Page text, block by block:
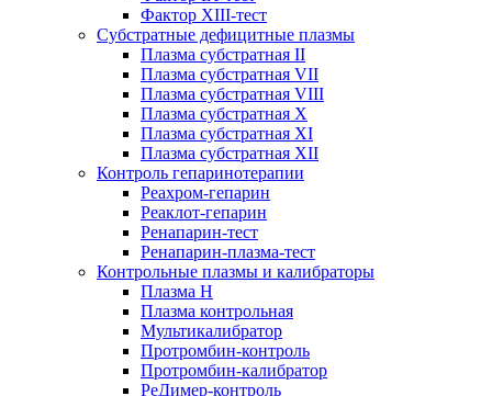
Фактор XIII-тест
Субстратные дефицитные плазмы
Плазма субстратная II
Плазма субстратная VII
Плазма субстратная VIII
Плазма субстратная X
Плазма субстратная XI
Плазма субстратная XII
Контроль гепаринотерапии
Реахром-гепарин
Реаклот-гепарин
Ренапарин-тест
Ренапарин-плазма-тест
Контрольные плазмы и калибраторы
Плазма Н
Плазма контрольная
Мультикалибратор
Протромбин-контроль
Протромбин-калибратор
РеДимер-контроль